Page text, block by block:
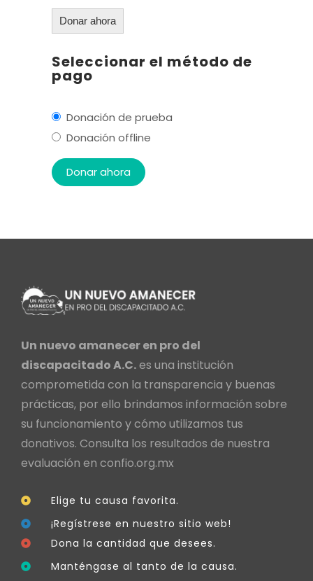
Donar ahora
Seleccionar el método de
pago
Donación de prueba
Donación offline
Un nuevo amanecer en pro del
discapacitado A.C.es una institución
comprometida con la transparencia y buenas
prácticas, por ello brindamos información sobre
su funcionamiento y cómo utilizamos tus
donativos. Consulta los resultados de nuestra
evaluación en confio.org.mx
Elige tu causa favorita.
¡Regístrese en nuestro sitio web!
Dona la cantidad que desees.
Manténgase al tanto de la causa.